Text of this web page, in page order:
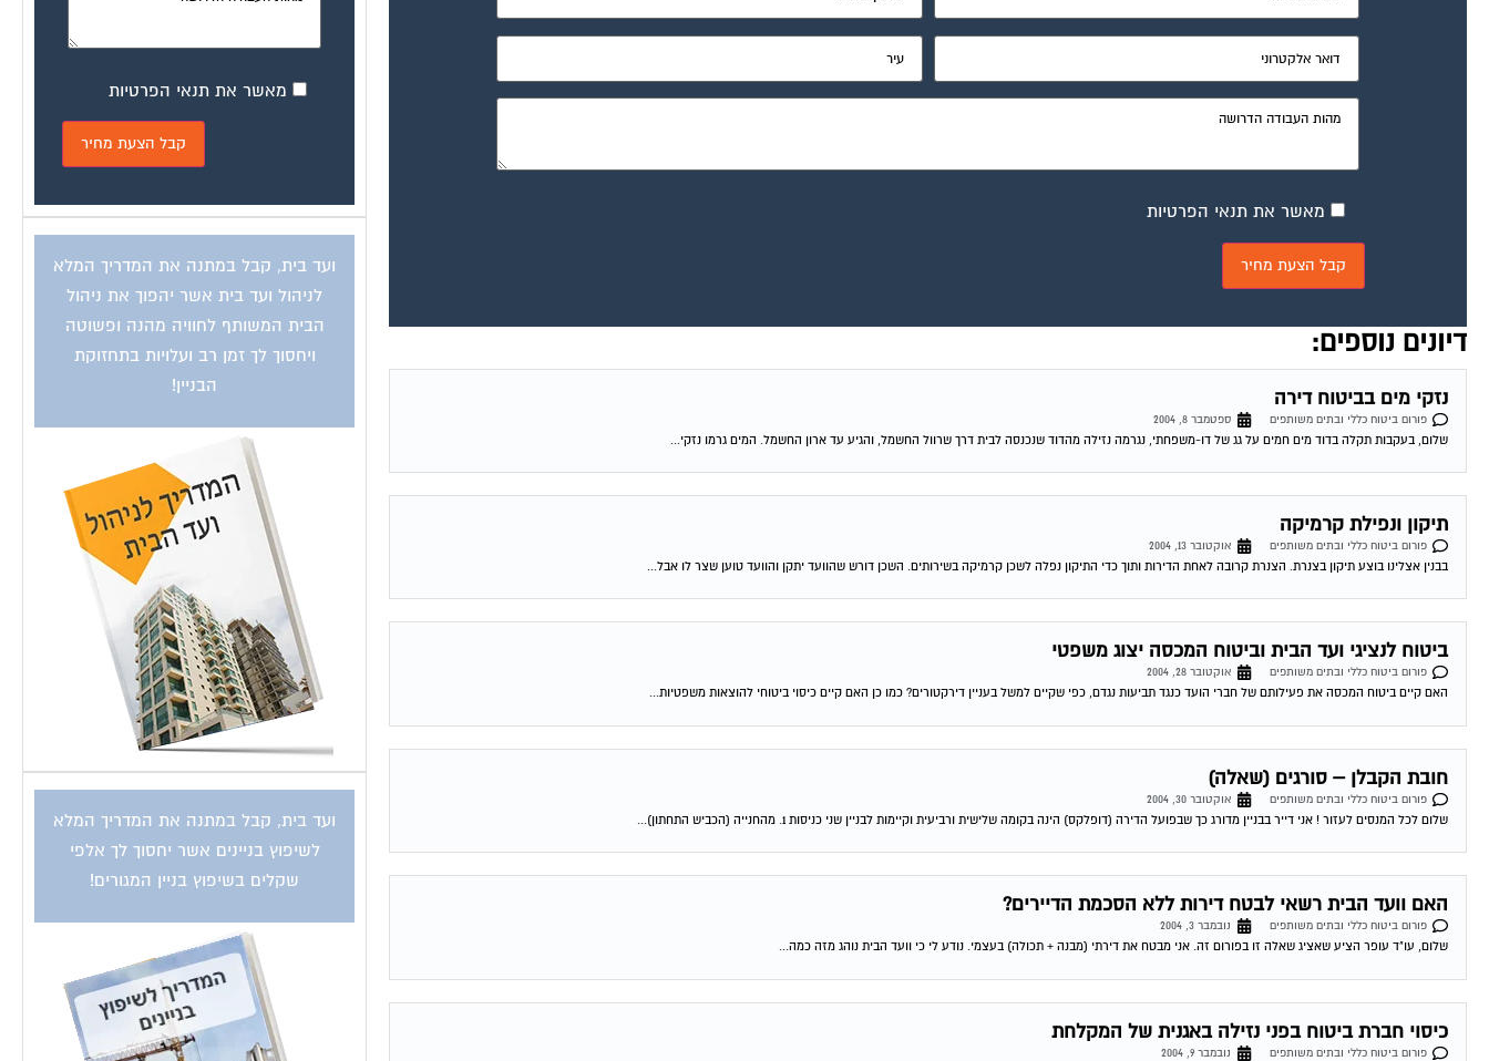
מאשר את תנאי הפרטיות
דיונים נוספים:
נזקי מים בביטוח דירה
פורום ביטוח כללי ובתים משותפים
ספטמבר 8, 2004
שלום, בעקבות תקלה בדוד מים חמים על גג של דו-משפחתי, נגרמה נזילה מהדוד שנכנסה לבית דרך שרוול החשמל, והגיע עד ארון החשמל. המים גרמו נזקי...
תיקון ונפילת קרמיקה
פורום ביטוח כללי ובתים משותפים
אוקטובר 13, 2004
בבנין אצלינו בוצע תיקון בצנרת. הצנרת קרובה לאחת הדירות ותוך כדי התיקון נפלה לשכן קרמיקה בשירותים. השכן דורש שהוועד יתקן והוועד טוען שצר לו אבל...
ביטוח לנציגי ועד הבית וביטוח המכסה יצוג משפטי
פורום ביטוח כללי ובתים משותפים
אוקטובר 28, 2004
האם קיים ביטוח המכסה את פעילותם של חברי הועד כנגד תביעות נגדם, כפי שקיים למשל בעניין דירקטורים? כמו כן האם קיים כיסוי ביטוחי להוצאות משפטיות...
חובת הקבלן – סורגים (שאלה)
פורום ביטוח כללי ובתים משותפים
אוקטובר 30, 2004
שלום לכל המנסים לעזור ! אני דייר בבניין מדורג כך שבפועל הדירה (דופלקס) הינה בקומה שלישית ורביעית וקיימות לבניין שני כניסות 1. מהחנייה (הכביש התחתון)...
האם וועד הבית רשאי לבטח דירות ללא הסכמת הדיירים?
פורום ביטוח כללי ובתים משותפים
נובמבר 3, 2004
שלום, עו"ד עופר הציע שאציג שאלה זו בפורום זה. אני מבטח את דירתי (מבנה + תכולה) בעצמי. נודע לי כי וועד הבית נוהג מזה כמה...
כיסוי חברת ביטוח בפני נזילה באגנית של המקלחת
פורום ביטוח כללי ובתים משותפים
נובמבר 9, 2004
מאשר את תנאי הפרטיות
ועד בית, קבל במתנה את המדריך המלא
לניהול ועד בית אשר יהפוך את ניהול
הבית המשותף לחוויה מהנה ופשוטה
ויחסוך לך זמן רב ועלויות בתחזוקת
הבניין!
ועד בית, קבל במתנה את המדריך המלא
לשיפוץ בניינים אשר יחסוך לך אלפי
שקלים בשיפוץ בניין המגורים!